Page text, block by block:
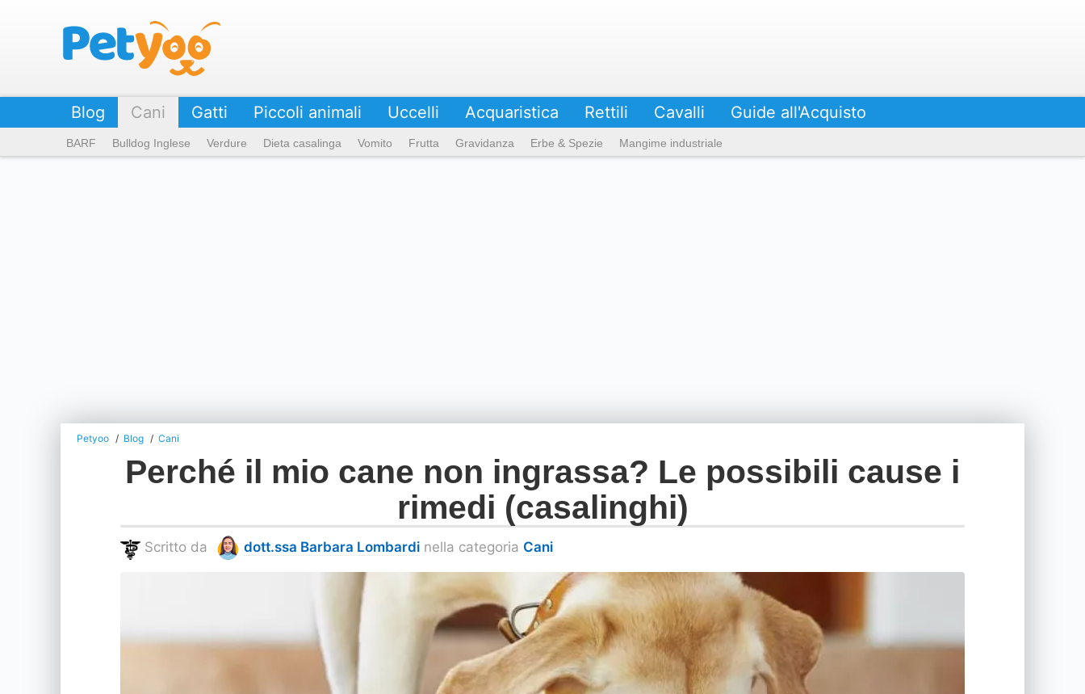
Blog Cani
BARF Bulldog Inglese Verdure Dieta casalinga Vomito Frutta Gravidanza Erbe & Spezie Mangime industriale
Gatti Piccoli animali Uccelli Acquaristica Rettili Cavalli Guide all'Acquisto
Petyoo Blog Cani
Perché il mio cane non ingrassa? Le possibili cause i
rimedi (casalinghi)
Scritto da dott.ssa Barbara Lombardi nella categoria Cani